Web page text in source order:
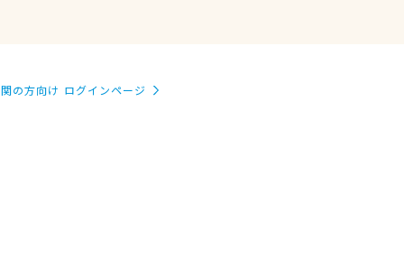
の方向け ログインページ